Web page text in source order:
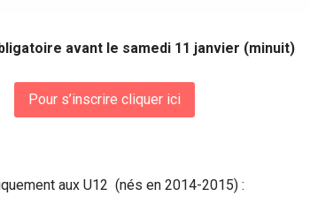
avant le samedi 11 janvier (minuit)
Pour s’inscrire cliquer ici
aux U12 (nés en 2014-2015) :